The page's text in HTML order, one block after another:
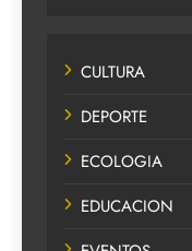
CULTURA
DEPORTE
ECOLOGIA
EDUCACION